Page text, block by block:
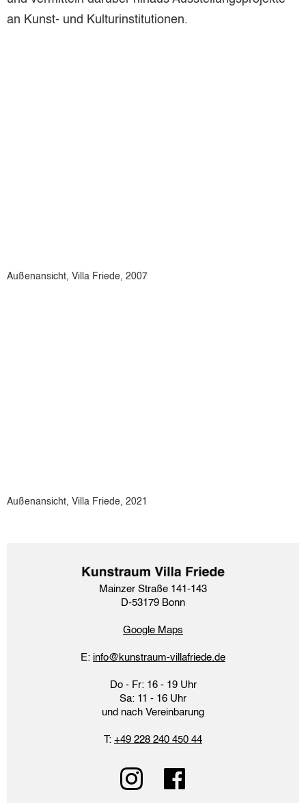
an Kunst- und Kulturinstitutionen.
Außenansicht, Villa Friede, 2007
Außenansicht, Villa Friede, 2021
Mainzer Straße 141-143
D-53179 Bonn
Google Maps​
E: info@kunstraum-villafriede.de
Do - Fr: 16 - 19 Uhr
Sa: 11 - 16 Uhr
und nach Vereinbarung
T: +49 228 240 450 44